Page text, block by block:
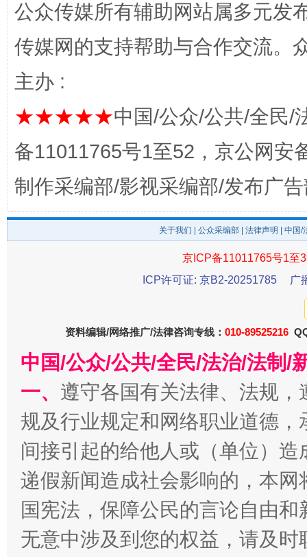
东山县通报“牛蛙产品抗生素超标问题”
千年窑火 生生不息
公众传媒所有辅助网站属多元发
传媒网的支持帮助与合作交流。
主办 :
★★★★★中国/公众/公共/全民/
备11011765号1至52，京公网安
制作采编部/影视采编部/发布广
关于我们 公众采编部 法律声明 | 中国
京ICP备11011765号1至
ICP许可证: 京B2-20251785
广
资料编辑/网络推广/法律咨询专线： 010-89525216
中国/公众/公共/全民/法治/法制/
一、 遵守各国有关法律、法规
规及行业规定和网络职业道德
间接引起的给他人或（单位）
递假新闻造成社会影响的，本
国宪法，保障公民的言论自由
无意中涉及到您的权益，请及